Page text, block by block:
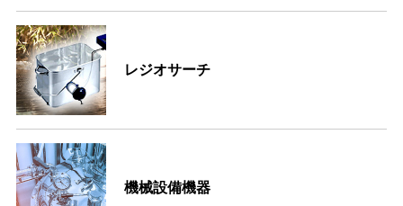
レジオサーチ
機械設備機器